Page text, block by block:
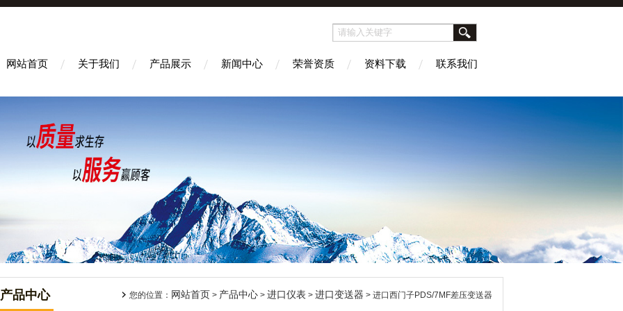
网站首页 关于我们 产品展示 新闻中心 荣誉资质 资料下载 联系我们
产品中心 您的位置： 网站首页 > 产品中心 > 进口仪表 > 进口变送器 > 进口西门子PDS/7MF差压变送器